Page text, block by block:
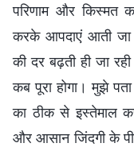
परिणाम और
करके आपदाएं आती
की दर बढ़ती ही जा
कब पूरा होगा। मुझे
का ठीक से इस्तेमाल
और आसान जिंदगी के